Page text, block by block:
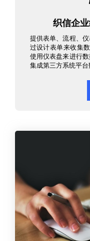
织信企
提供表单、流程、
过设计表单来收集
使用仪表盘来进行
集成第三方系统平台